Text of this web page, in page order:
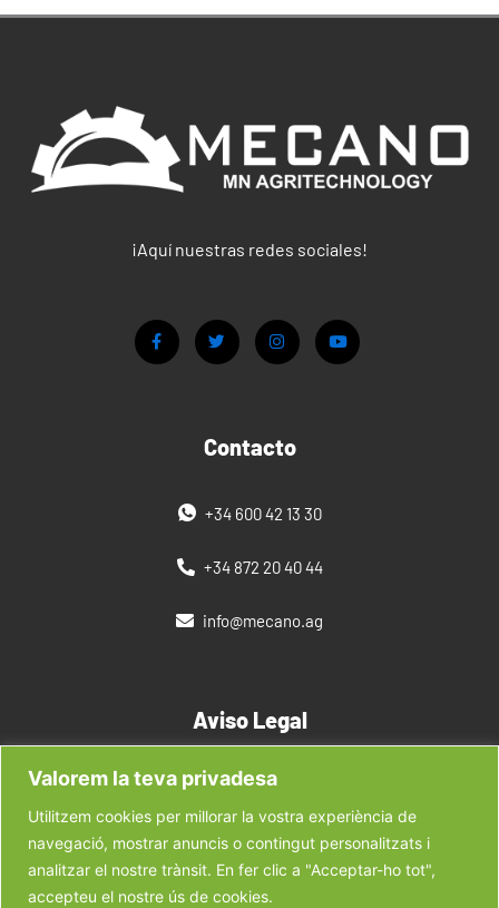
Valorem la teva privadesa
Utilitzem cookies per millorar la vostra experiència de
navegació, mostrar anuncis o contingut personalitzats i
analitzar el nostre trànsit. En fer clic a "Acceptar-ho tot",
accepteu el nostre ús de cookies.
¡Aquí nuestras redes sociales!
Contacto
+34 600 42 13 30
+34 872 20 40 44
info@mecano.ag
Aviso Legal
Política de privacidad
Nuestras Marcas
Marcas MN